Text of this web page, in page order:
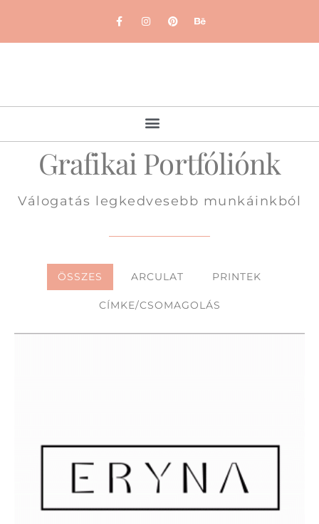
Grafikai Portfóliónk
Válogatás legkedvesebb munkáinkból
ÖSSZES ARCULAT PRINTEK
CÍMKE/CSOMAGOLÁS